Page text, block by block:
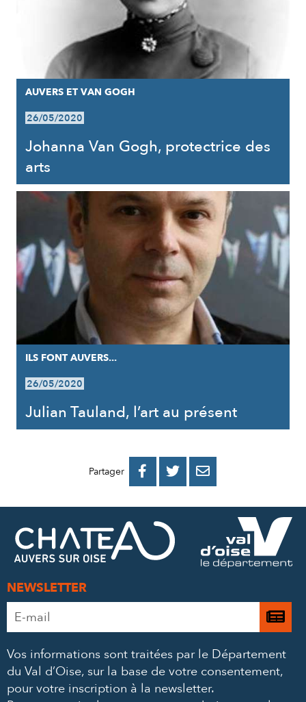
AUVERS ET VAN GOGH
26/05/2020
Johanna Van Gogh, protectrice des
arts
ILS FONT AUVERS...
26/05/2020
Julian Tauland, l’art au présent
Partager 
PARTAGER
FACEBOOK
PARTAGER
PARTAGER
MAIL
NEWSLETTER
Adresse
e-
*
Je
à
Vos informations sont traitées par le Département
du Val d’Oise, sur la base de votre consentement,
pour votre inscription à la newsletter.